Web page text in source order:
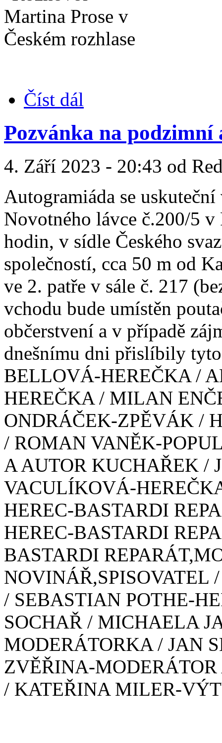
Číst dál
Pozvánka na
4. Září 2023 - 20:43 od
Autogramiáda se
Novotného lávce č.200/5 v
hodin, v sídle Českého
společností, cca 50 m od
ve 2. patře v sále č. 217
vchodu bude umístěn
občerstvení a v případě
dnešnímu dni přislíbily
BELLOVÁ-HEREČKA /
HEREČKA / MILAN
ONDRÁČEK-ZPĚVÁK /
/ ROMAN VANĚK-
A AUTOR KUCHAŘEK /
VACULÍKOVÁ-
HEREC-BASTARDI
HEREC-BASTARDI
BASTARDI
NOVINÁŘ,SPISOVATEL
/ SEBASTIAN POTHE-
SOCHAŘ / MICHAELA
MODERÁTORKA / JAN
ZVĚŘINA-MODERÁTOR
/ KATEŘINA MILER-